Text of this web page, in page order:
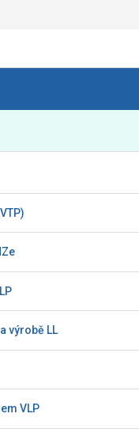
výrobě LL
VLP